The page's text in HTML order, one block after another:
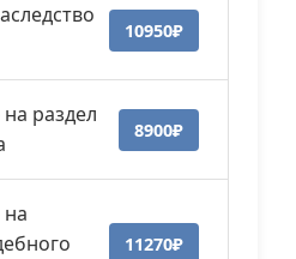
10950₽
раздел
8900₽
11270₽